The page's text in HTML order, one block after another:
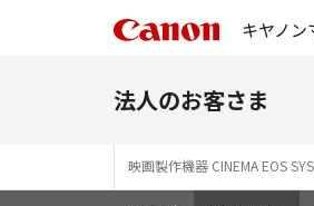
キヤノン
法人のお客さま
映画製作機器 CINEMA EOS